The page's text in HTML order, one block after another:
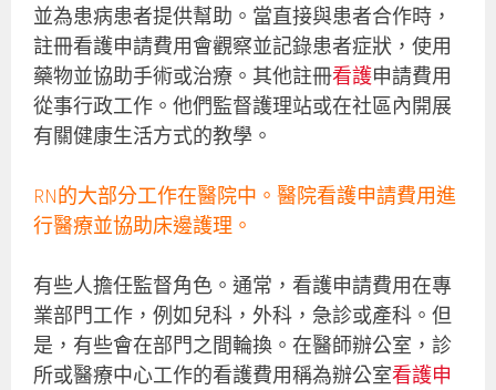
並為患病患者提供幫助。當直接與患者合作時，
註冊看護申請費用會觀察並記錄患者症狀，使用
藥物並協助手術或治療。其他註冊看護申請費用
從事行政工作。他們監督護理站或在社區內開展
有關健康生活方式的教學。
RN的大部分工作在醫院中。醫院看護申請費用進
行醫療並協助床邊護理。
有些人擔任監督角色。通常，看護申請費用在專
業部門工作，例如兒科，外科，急診或產科。但
是，有些會在部門之間輪換。在醫師辦公室，診
所或醫療中心工作的看護費用稱為辦公室看護申